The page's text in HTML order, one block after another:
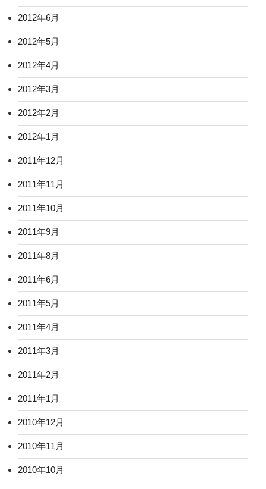
2012年6月
2012年5月
2012年4月
2012年3月
2012年2月
2012年1月
2011年12月
2011年11月
2011年10月
2011年9月
2011年8月
2011年6月
2011年5月
2011年4月
2011年3月
2011年2月
2011年1月
2010年12月
2010年11月
2010年10月